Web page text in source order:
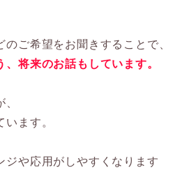
ご希望をお聞きすることで、
将来のお話もしています。
ます。
ジや応用がしやすくなります